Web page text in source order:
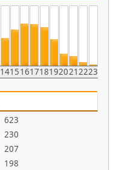
14151617181920212223
623
230
207
198